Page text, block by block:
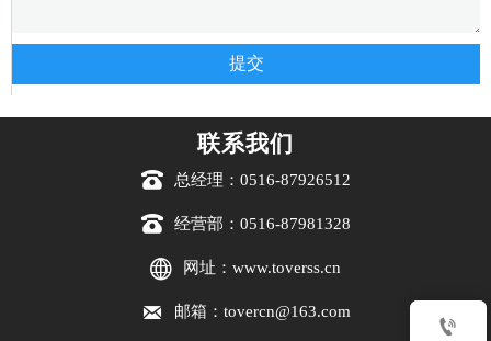
提交
联系我们
 总经理：0516-87926512
 经营部：0516-87981328
 网址：www.toverss.cn
 邮箱：tovercn@163.com
